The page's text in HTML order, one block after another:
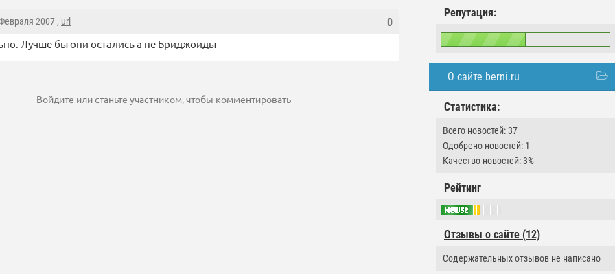
Репутация:
О сайте berni.ru
Статистика:
Всего новостей: 37
Одобрено новостей: 1
Качество новостей: 3%
Рейтинг
Отзывы о сайте (12)
Содержательных отзывов не написано
0
2007 , url
Лучше бы они остались а не Бриджоиды
Войдите илистаньте участником, чтобы комментировать